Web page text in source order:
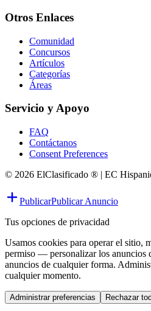
Otros Enlaces
Comunidad
Concursos
Artículos
Categorías
Áreas
Servicio y Apoyo
FAQ
Contáctanos
Consent Preferences
© 2026 ElClasificado ® | EC
PublicarPublicar Anuncio
Tus opciones de privacidad
Usamos cookies para operar el
permiso — personalizar los anuncios
anuncios de cualquier forma.
cualquier momento.
Administrar preferencias Rechazar